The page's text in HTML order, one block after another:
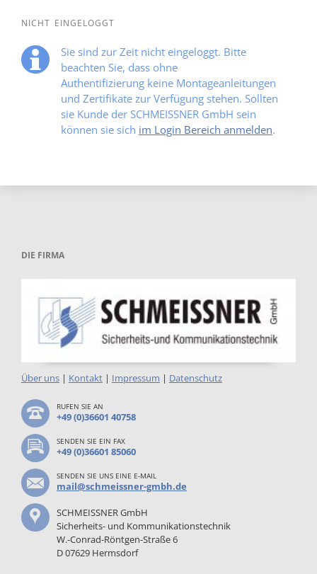
NICHT EINGELOGGT
Sie sind zur Zeit nicht eingeloggt. Bitte
beachten Sie, dass ohne
Authentifizierung keine Montageanleitungen
und Zertifikate zur Verfügung stehen. Sollten
sie Kunde der SCHMEISSNER GmbH sein
können sie sich im Login Bereich anmelden.
DIE FIRMA
Über uns| Kontakt| Impressum | Datenschutz
RUFEN SIE AN
+49 (0)36601 40758
SENDEN SIE EIN FAX
+49 (0)36601 85060
SENDEN SIE UNS EINE E-MAIL
mail@schmeissner-gmbh.de
SCHMEISSNER GmbH
Sicherheits- und Kommunikationstechnik
W.-Conrad-Röntgen-Straße 6
D 07629 Hermsdorf